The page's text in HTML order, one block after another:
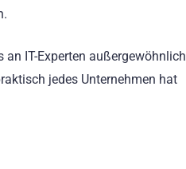
IT-Experten außergewöhnlich
jedes Unternehmen hat